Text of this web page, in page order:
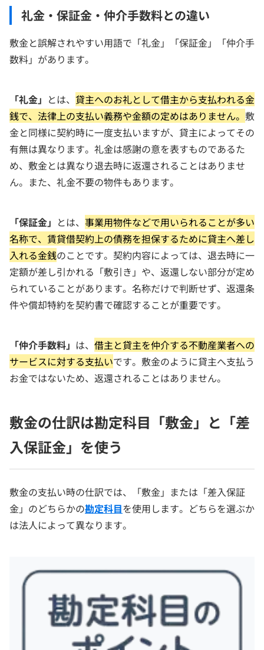
礼金・保証金・仲介手数料との違い
敷金と誤解されやすい用語で「礼金」「保証金」「仲介手
数料」があります。
「礼金」 とは、 貸主へのお礼として借主から支払われる金
銭で、法律上の支払い義務や金額の定めはありません。 敷
金と同様に契約時に一度支払いますが、貸主によってその
有無は異なります。礼金は感謝の意を表すものであるた
め、敷金とは異なり退去時に返還されることはありませ
ん。また、礼金不要の物件もあります。
「保証金」 とは、 事業用物件などで用いられることが多い
名称で、賃貸借契約上の債務を担保するために貸主へ差し
入れる金銭のことです。契約内容によっては、退去時に一
定額が差し引かれる「敷引き」や、返還しない部分が定め
られていることがあります。名称だけで判断せず、返還条
件や償却特約を契約書で確認することが重要です。
「仲介手数料」 は、 借主と貸主を仲介する不動産業者への
サービスに対する支払いです。敷金のように貸主へ支払う
お金ではないため、返還されることはありません。
敷金の仕訳は勘定科目「敷金」と「差
入保証金」を使う
敷金の支払い時の仕訳では、「敷金」または「差入保証
金」のどちらかの勘定科目を使用します。どちらを選ぶか
は法人によって異なります。